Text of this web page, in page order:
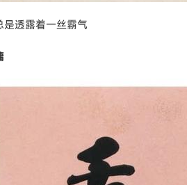
是透露着一丝霸气